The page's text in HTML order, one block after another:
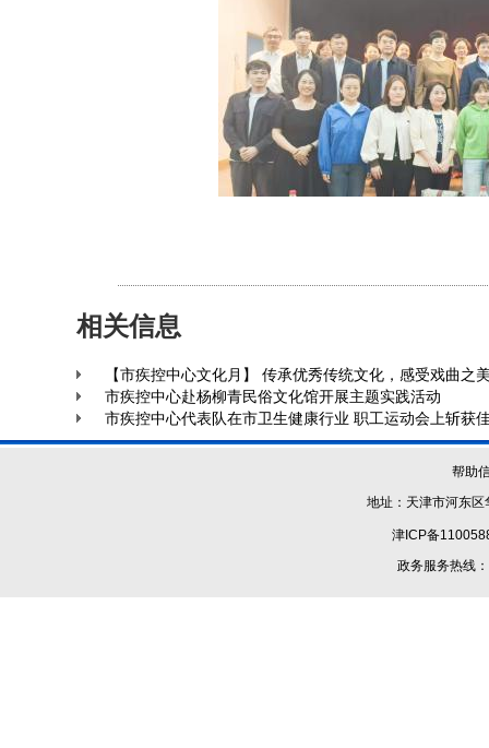
相关信息
【市疾控中心文化月】 传承优秀传统文化，感受戏曲之
市疾控中心赴杨柳青民俗文化馆开展主题实践活动
市疾控中心代表队在市卫生健康行业 职工运动会上斩获
帮助
地址：天津市河
津ICP备
政务服务热线